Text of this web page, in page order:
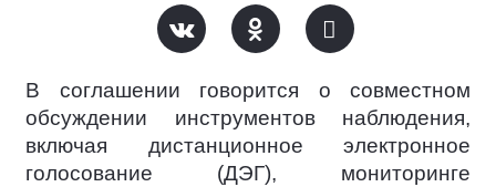
В соглашении говорится о совместном
обсуждении инструментов наблюдения,
включая дистанционное электронное
голосование (ДЭГ), мониторинге